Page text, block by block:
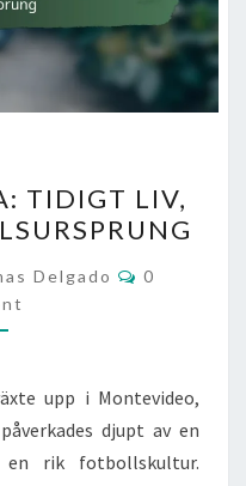
TIDIGT LIV,
Delgado Comments
0
upp i Montevideo,
djupt av en
en rik fotbollskultur.